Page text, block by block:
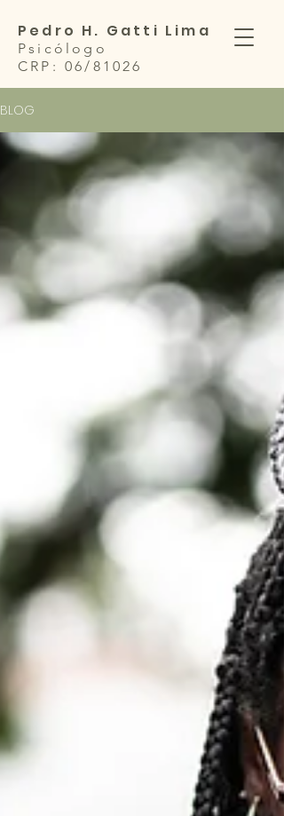
Pedro H. Gatti Lima
Psicólogo
CRP: 06/81026
BLOG